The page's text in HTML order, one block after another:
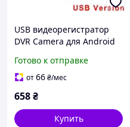
USB видеорегистратор
DVR Camera для Android
съемка, циклическая
запись
Готово к отправке
от66₴/мес
658₴
Купить